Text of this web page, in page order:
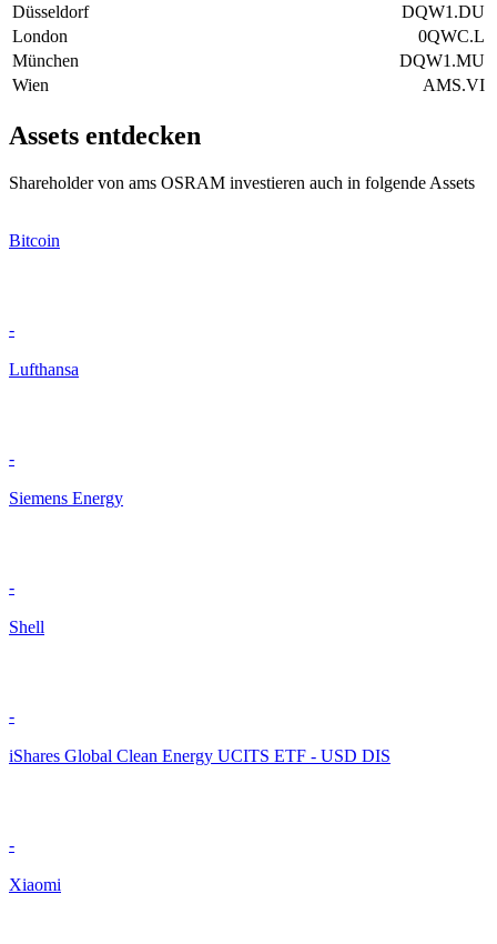
Düsseldorf
DQW1.DU
London
0QWC.L
München
DQW1.MU
Wien
AMS.VI
Assets entdecken
Shareholder von ams OSRAM investieren auch in folgende Assets
Bitcoin
-
Lufthansa
-
Siemens Energy
-
Shell
-
iShares Global Clean Energy UCITS ETF - USD DIS
-
Xiaomi